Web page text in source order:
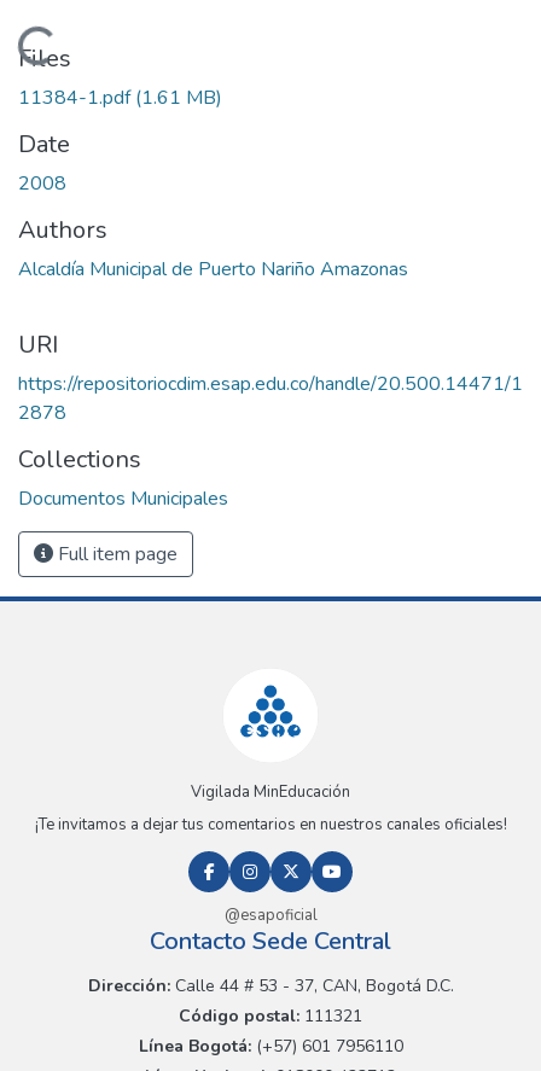
Loading...
Files
11384-1.pdf(1.61 MB)
Date
2008
Authors
Alcaldía Municipal de Puerto Nariño Amazonas
URI
https://repositoriocdim.esap.edu.co/handle/20.500.14471/1
2878
Collections
Documentos Municipales
Full item page
Vigilada MinEducación
¡Te invitamos a dejar tus comentarios en nuestros canales oficiales!
@esapoficial
Contacto Sede Central
Dirección:Calle 44 # 53 - 37, CAN, Bogotá D.C.
Código postal: 111321
Línea Bogotá:(+57) 601 7956110